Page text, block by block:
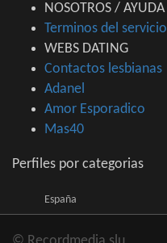
NOSOTROS / AYUDA
Terminos del servicio
WEBS DATING
Contactos lesbianas
Adanel
Amor Esporadico
Mas40
Perfiles por categorias
España